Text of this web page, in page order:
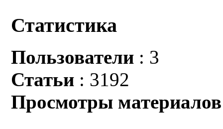
Статистика
Пользователи : 3
Статьи : 3192
Просмотры материалов